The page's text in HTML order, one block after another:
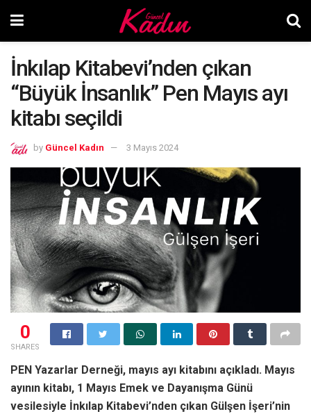
İnkılap Kitabevi’nden çıkan
“Büyük İnsanlık” Pen Mayıs ayı
kitabı seçildi
by Güncel Kadın 3 Mayıs 2024
0
SHARES
PEN Yazarlar Derneği, mayıs ayı kitabını açıkladı. Mayıs
ayının kitabı, 1 Mayıs Emek ve Dayanışma Günü
vesilesiyle İnkılap Kitabevi’nden çıkan Gülşen İşeri’nin